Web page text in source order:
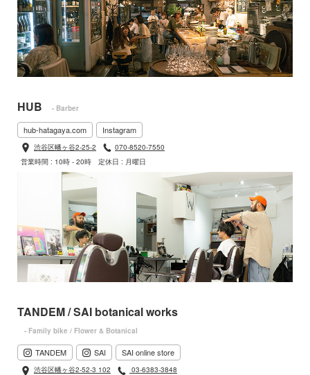
HUB - Barber
hub-hatagaya.com Instagram
渋谷区幡ヶ谷2-25-2
070-8520-7550
営業時間 : 10時 - 20時
定休日 : 月曜日
TANDEM / SAI botanical works
- Family bike / Flower & Botanical
TANDEM SAI SAI online store
渋谷区幡ヶ谷2-52-3 102 03-6383-3848